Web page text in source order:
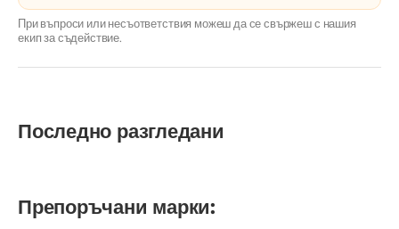
При въпроси или несъответствия можеш да се свържеш с нашия
екип за съдействие.
Последно разгледани
Препоръчани марки: